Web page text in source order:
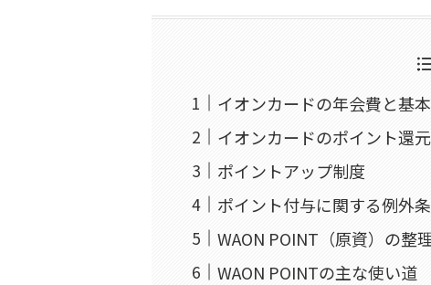
イオンカードの年会費と基
イオンカードのポイント還
ポイントアップ制度
ポイント付与に関する例外
WAON POINT（原資）の整
WAON POINTの主な使い道